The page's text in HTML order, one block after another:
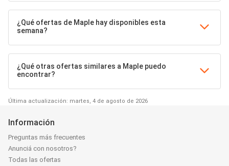
¿Qué ofertas de Maple hay disponibles esta
semana?
¿Qué otras ofertas similares a Maple puedo
encontrar?
Última actualización: martes, 4 de agosto de 2026
Información
Preguntas más frecuentes
Anunciá con nosotros?
Todas las ofertas